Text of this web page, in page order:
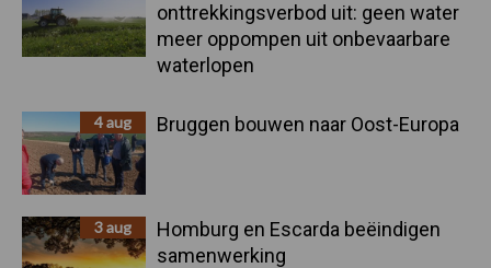
onttrekkingsverbod uit: geen water
meer oppompen uit onbevaarbare
waterlopen
4 aug Bruggen bouwen naar Oost-Europa
3 aug
Homburg en Escarda beëindigen
samenwerking